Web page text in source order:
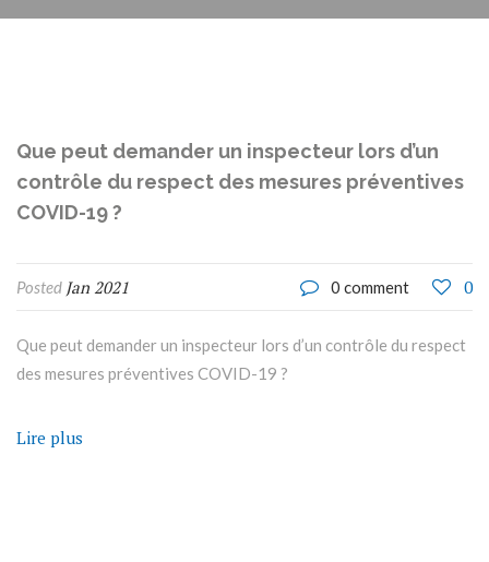
Que peut demander un inspecteur lors d’un
contrôle du respect des mesures préventives
COVID-19 ?
Posted Jan 2021 0 comment 0
Que peut demander un inspecteur lors d’un contrôle du respect
des mesures préventives COVID-19 ?
Lire plus